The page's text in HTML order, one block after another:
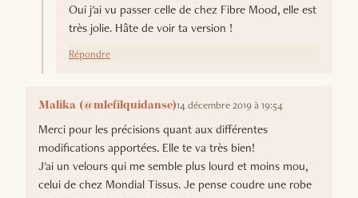
Oui j'ai vu passer celle de chez Fibre Mood, elle est
très jolie. Hâte de voir ta version !
Répondre
Malika (@mlefilquidanse)14 décembre 2019 à 19:54
Merci pour les précisions quant aux différentes
modifications apportées. Elle te va très bien!
J'ai un velours qui me semble plus lourd et moins mou,
celui de chez Mondial Tissus. Je pense coudre une robe